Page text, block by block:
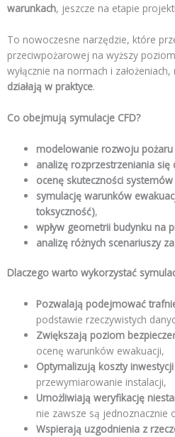
warunkach, jeszcze na etapie
To nowoczesne narzędzie, które
przeciwpożarowej na wyższy
wyłącznie na normach i założeniach,
działają w praktyce.
Co obejmują symulacje CFD?
modelowanie rozwoju pożaru
analizę rozprzestrzeniania
ocenę skuteczności
symulację warunków
toksyczność),
wpływ geometrii budynku na
analizę różnych scenariuszy
Dlaczego warto wykorzystać
Pozwalają podejmować
podstawie rzeczywistych
Zwiększają poziom
ocenę warunków ewakuacji,
Optymalizują koszty inwestycji
przewymiarowanie instalacji,
Umożliwiają weryfikację
nie zawsze są jednoznacznie
Wspierają uzgodnienia z